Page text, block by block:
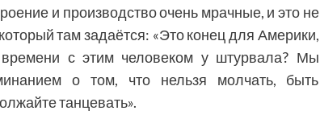
и производство очень мрачные, и это не
там задаётся: «Это конец для Америки,
с этим человеком у штурвала? Мы
о том, что нельзя молчать, быть
танцевать».